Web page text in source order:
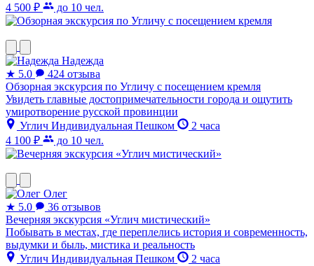
4 500 ₽
до 10 чел.
Надежда
★ 5.0
424 отзыва
Обзорная экскурсия по Угличу с посещением кремля
Увидеть главные достопримечательности города и ощутить
умиротворение русской провинции
Углич Индивидуальная Пешком
2 часа
4 100 ₽
до 10 чел.
Олег
★ 5.0
36 отзывов
Вечерняя экскурсия «Углич мистический»
Побывать в местах, где переплелись история и современность,
выдумки и быль, мистика и реальность
Углич Индивидуальная Пешком
2 часа